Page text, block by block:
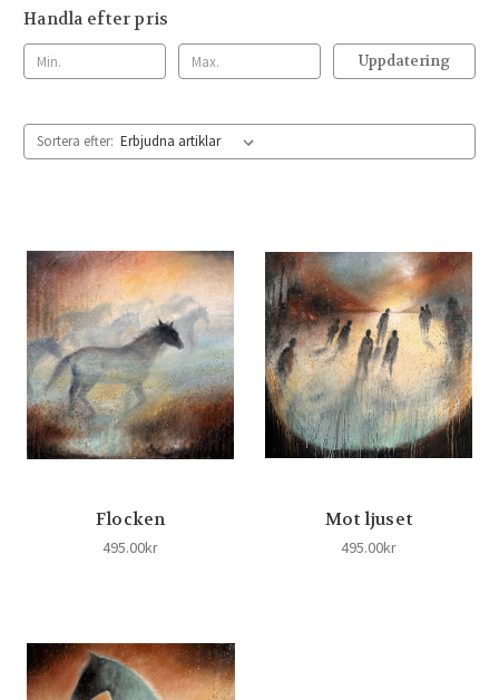
Handla efter pris
Uppdatering
Sortera efter:
Flocken
495.00kr
Mot ljuset
495.00kr